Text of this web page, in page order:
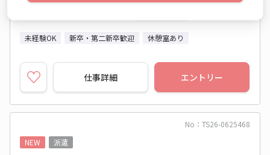
未経験OK 新卒・第二新卒歓迎 休憩室あり
仕事詳細 エントリー
No：TS26-0625468
NEW
派遣